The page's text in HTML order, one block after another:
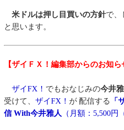
米ドルは押し目買いの方針で、
と思います。
【ザイＦＸ！編集部からのお知ら
ザイFX！ でもおなじみの今井
受けて、 ザイFX！ が 配信する
「
信 With今井雅人
（月額：5,500円